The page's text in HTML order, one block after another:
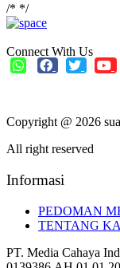
/* */
Connect With Us
Copyright @ 2026
All right reserved
Informasi
PEDOMAN
TENTANG
PT. Media Cahaya